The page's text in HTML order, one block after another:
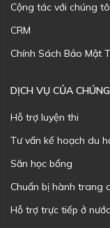
Cộng tác với chúng
CRM
Chính Sách Bảo Mật
DỊCH VỤ CỦA
Hỗ trợ luyện thi
Tư vấn kế hoạch du
Săn học bổng
Chuẩn bị hành trang
Hỗ trợ trực tiếp ở